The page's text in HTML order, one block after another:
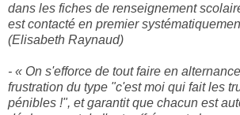
dans les fiches de renseignement
est contacté en premier
(Elisabeth Raynaud)
- « On s'efforce de tout faire en
frustration du type "c'est moi qui fait les
pénibles !", et garantit que chacun est